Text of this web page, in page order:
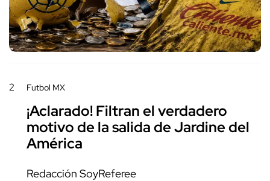
2 Futbol MX
¡Aclarado! Filtran el verdadero
motivo de la salida de Jardine del
América
Redacción SoyReferee